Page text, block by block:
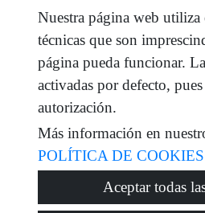
de privacidad
mensaje
Captcha
Nuestra página web utiliza
técnicas que son
página pueda funcionar.
activadas por defecto,
autorización.
Más información en
POLÍTICA DE
Aceptar todas